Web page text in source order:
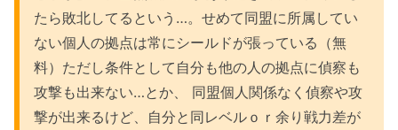
たら敗北してるという…。せめて同盟に所属してい
ない個人の拠点は常にシールドが張っている（無
料）ただし条件として自分も他の人の拠点に偵察も
攻撃も出来ない…とか、 同盟個人関係なく偵察や攻
撃が出来るけど、自分と同レベルｏｒ余り戦力差が